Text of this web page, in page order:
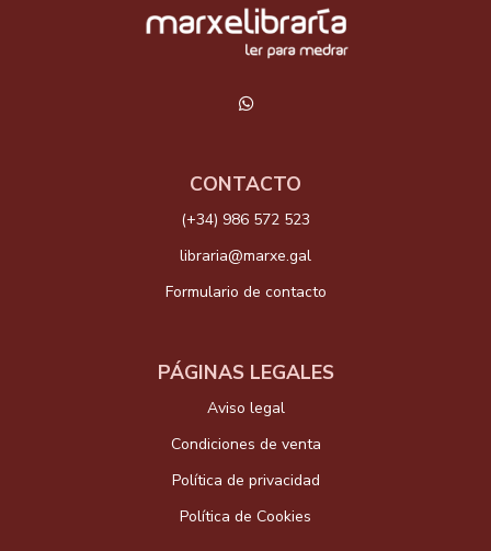
CONTACTO
(+34) 986 572 523
libraria@marxe.gal
Formulario de contacto
PÁGINAS LEGALES
Aviso legal
Condiciones de venta
Política de privacidad
Política de Cookies